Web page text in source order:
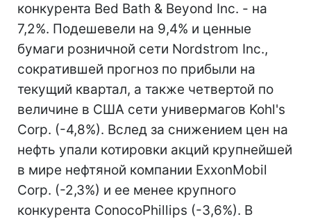
конкурента Bed Bath & Beyond Inc. - на
7,2%. Подешевели на 9,4% и ценные
бумаги розничной сети Nordstrom Inc.,
сократившей прогноз по прибыли на
текущий квартал, а также четвертой по
величине в США сети универмагов Kohl's
Corp. (-4,8%). Вслед за снижением цен на
нефть упали котировки акций крупнейшей
в мире нефтяной компании ExxonMobil
Corp. (-2,3%) и ее менее крупного
конкурента ConocoPhillips (-3,6%). В